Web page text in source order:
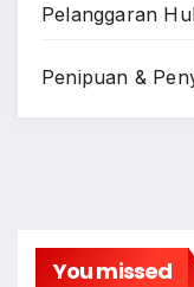
Pelanggaran
Penipuan &
You missed